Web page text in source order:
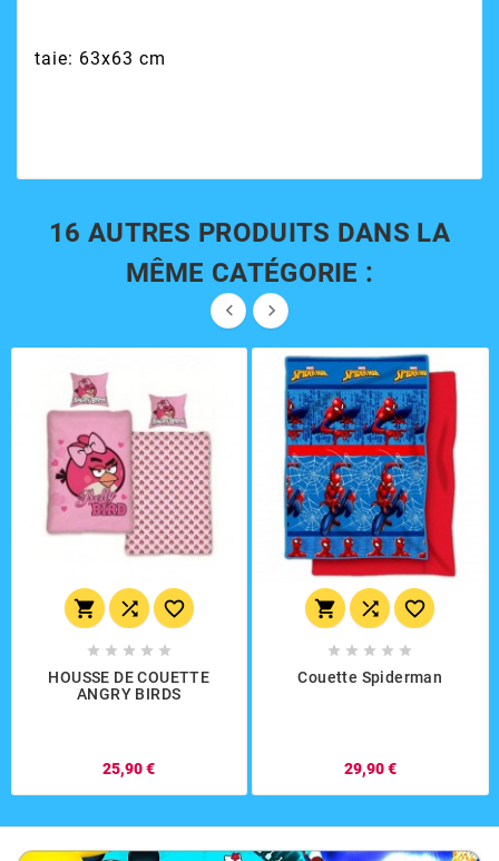
taie: 63x63 cm
16 AUTRES PRODUITS DANS LA
MÊME CATÉGORIE :
 
  
    
HOUSSE DE COUETTE
ANGRY BIRDS
25,90 €
  
    
Couette Spiderman
29,90 €